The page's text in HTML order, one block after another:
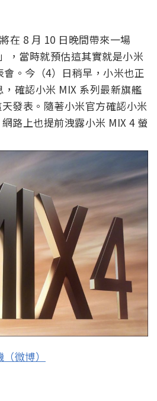
在 8 月 10 日晚間帶來一場
，當時就預估這其實就是小米
。今（4）日稍早，小米也正
確認小米 MIX 系列最新旗艦
天發表。隨著小米官方確認小米
路上也提前洩露小米 MIX 4 螢
微博）